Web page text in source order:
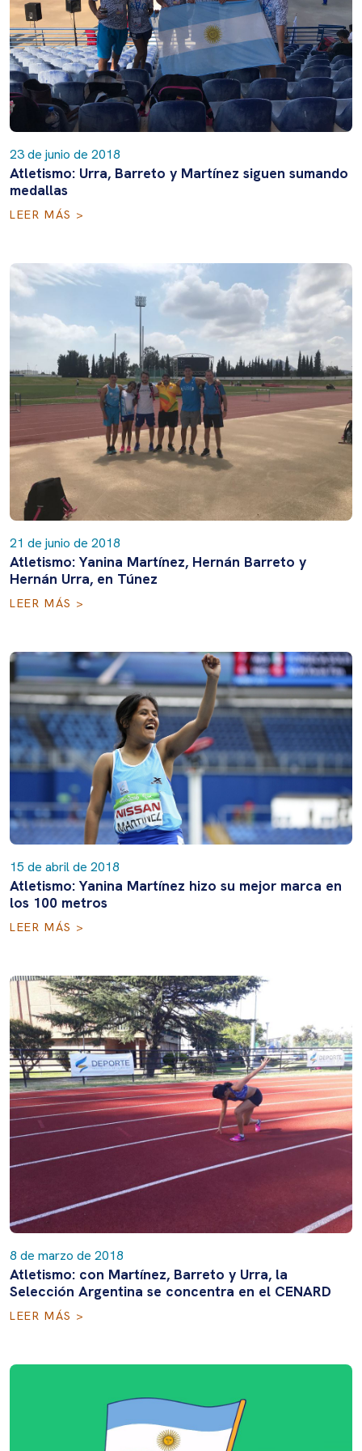
23 de junio de 2018
Atletismo: Urra, Barreto y Martínez siguen sumando
medallas
LEER MÁS >
21 de junio de 2018
Atletismo: Yanina Martínez, Hernán Barreto y
Hernán Urra, en Túnez
LEER MÁS >
15 de abril de 2018
Atletismo: Yanina Martínez hizo su mejor marca en
los 100 metros
LEER MÁS >
8 de marzo de 2018
Atletismo: con Martínez, Barreto y Urra, la
Selección Argentina se concentra en el CENARD
LEER MÁS >